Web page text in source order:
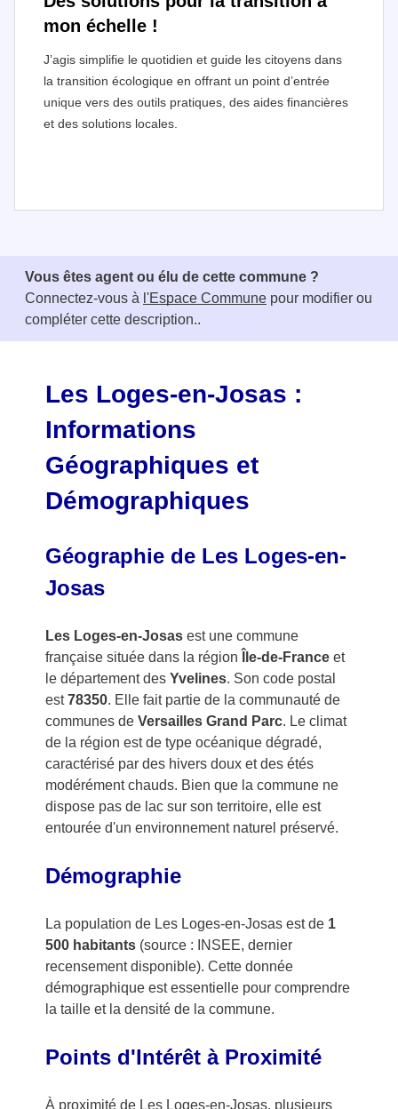
mon échelle !
J’agis simplifie le quotidien et guide les citoyens dans
la transition écologique en offrant un point d’entrée
unique vers des outils pratiques, des aides financières
et des solutions locales.
Vous êtes agent ou élu de cette commune ?
Connectez-vous à l'Espace Commune pour modifier ou
compléter cette description..
Les Loges-en-Josas :
Informations
Géographiques et
Démographiques
Géographie de Les Loges-en-
Josas
Les Loges-en-Josasest une commune
française située dans la région
Île-de-Franceet
le département des Yvelines. Son code postal
est78350. Elle fait partie de la communauté de
communes de Versailles Grand Parc. Le climat
de la région est de type océanique dégradé,
caractérisé par des hivers doux et des étés
modérément chauds. Bien que la commune ne
dispose pas de lac sur son territoire, elle est
entourée d'un environnement naturel préservé.
Démographie
La population de Les Loges-en-Josas est de 1
500 habitants(source : INSEE, dernier
recensement disponible). Cette donnée
démographique est essentielle pour comprendre
la taille et la densité de la commune.
Points d'Intérêt à Proximité
À proximité de Les Loges-en-Josas, plusieurs